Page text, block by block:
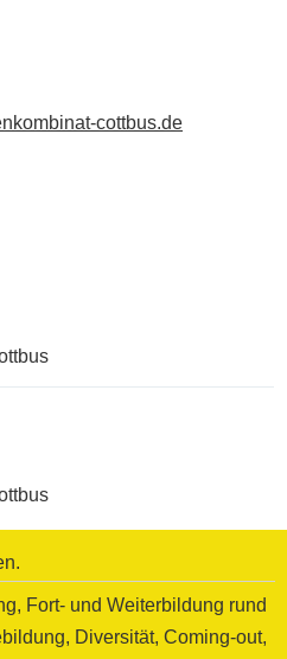
cottbus.de
Fort- und Weiterbildung rund
Diversität, Coming-out,